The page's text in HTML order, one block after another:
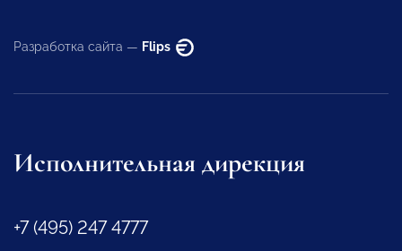
Разработка сайта — Flips
Исполнительная дирекция
+7 (495) 247 4777